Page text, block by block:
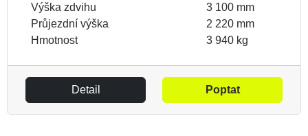
Výška zdvihu
3 100 mm
Průjezdní výška
2 220 mm
Hmotnost
3 940 kg
Detail Poptat